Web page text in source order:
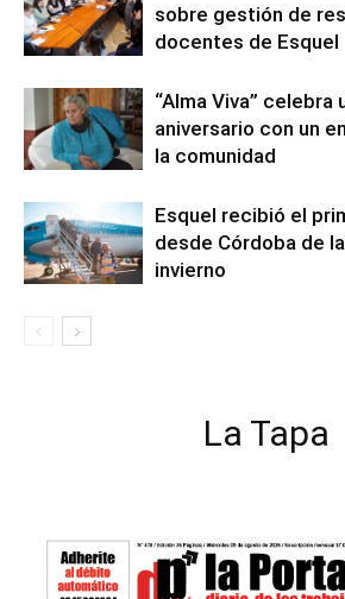
sobre gestión de
docentes de Esquel
“Alma Viva” celebra
aniversario con un
la comunidad
Esquel recibió el
desde Córdoba de
invierno
La Tapa